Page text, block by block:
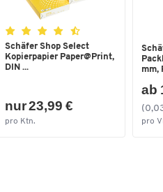
Schäfer Shop Select
Kopierpapier Paper@Print,
DIN ...
nur 23,99 €
pro Ktn.
mm,
ab
pro